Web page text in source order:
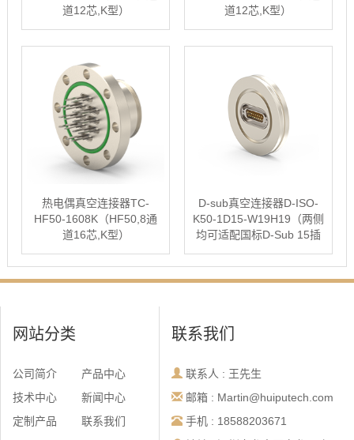
道12芯,K型）
道12芯,K型）
热电偶真空连接器TC-
HF50-1608K（HF50,8通
道16芯,K型）
D-sub真空连接器D-ISO-
K50-1D15-W19H19（两侧
均可适配国标D-Sub 15插
网站分类
公司简介
产品中心
技术中心
新闻中心
定制产品
联系我们
联系我们
联系人 : 王先生
邮箱 : Martin@huiputech.com
手机 : 18588203671